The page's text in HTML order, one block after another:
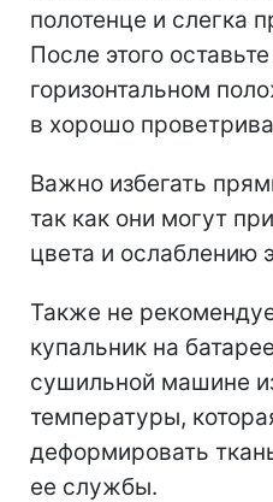
полотенце и слегка
После этого
горизонтальном
в хорошо
Важно избегать
так как они могут
цвета и ослаблению
Также не
купальник на
сушильной машине
температуры,
деформировать
ее службы.